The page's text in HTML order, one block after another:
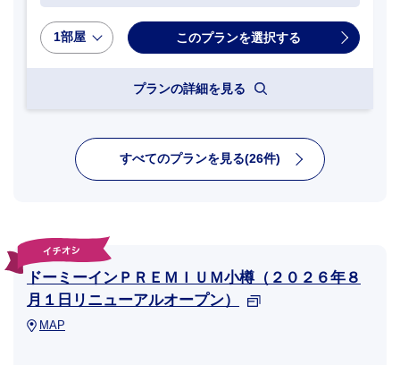
1部屋
プランの詳細を見る
すべてのプランを見る(26件)
ドーミーインＰＲＥＭＩＵＭ小樽（２０２６年８
月１日リニューアルオープン）
MAP